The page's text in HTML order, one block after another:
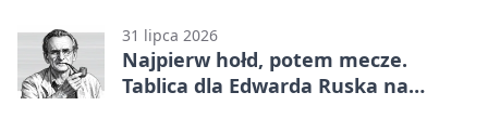
31 lipca 2026
Najpierw hołd, potem mecze.
Tablica dla Edwarda Ruska na